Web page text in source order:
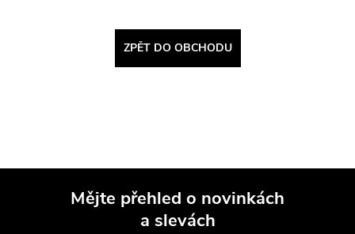
ZPĚT DO OBCHODU
Mějte přehled o novinkách
a slevách